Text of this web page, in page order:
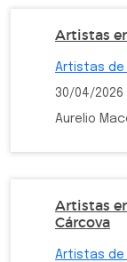
Artistas
Artistas de
30/04/2026
Aurelio
Artistas
Cárcova
Artistas de